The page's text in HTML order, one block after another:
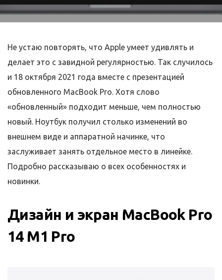
Не устаю повторять, что Apple умеет удивлять и
делает это с завидной регулярностью. Так случилось
и 18 октября 2021 года вместе с презентацией
обновленного MacBook Pro. Хотя слово
«обновленный» подходит меньше, чем полностью
новый. Ноутбук получил столько изменений во
внешнем виде и аппаратной начинке, что
заслуживает занять отдельное место в линейке.
Подробно рассказываю о всех особенностях и
новинки.
Дизайн и экран MacBook Pro
14 M1 Pro